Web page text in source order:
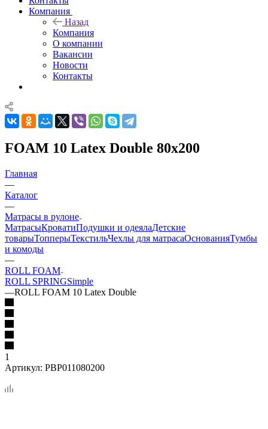
Компания
Назад
Компания
О компании
Вакансии
Новости
Контакты
FOAM 10 Latex Double 80x200
Главная
—
Каталог
—
Матрасы в рулоне
МатрасыКроватиПодушки и одеялаДетские
товарыТопперыТекстильЧехлы для матрасаОснованияТумбы
и комоды
—
ROLL FOAM
ROLL SPRINGSimple
—ROLL FOAM 10 Latex Double
1
Артикул: PBP011080200